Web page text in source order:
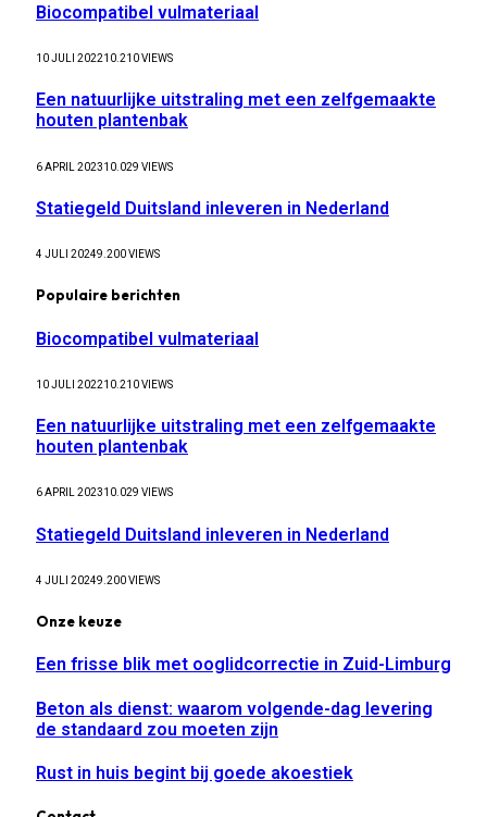
Biocompatibel vulmateriaal
10 JULI 202210.210VIEWS
Een natuurlijke uitstraling met een zelfgemaakte
houten plantenbak
6 APRIL 202310.029 VIEWS
Statiegeld Duitsland inleveren in Nederland
4 JULI 20249.200VIEWS
Populaire berichten
Biocompatibel vulmateriaal
10 JULI 202210.210VIEWS
Een natuurlijke uitstraling met een zelfgemaakte
houten plantenbak
6 APRIL 202310.029 VIEWS
Statiegeld Duitsland inleveren in Nederland
4 JULI 20249.200VIEWS
Onze keuze
Een frisse blik met ooglidcorrectie in Zuid-Limburg
Beton als dienst: waarom volgende-dag levering
de standaard zou moeten zijn
Rust in huis begint bij goede akoestiek